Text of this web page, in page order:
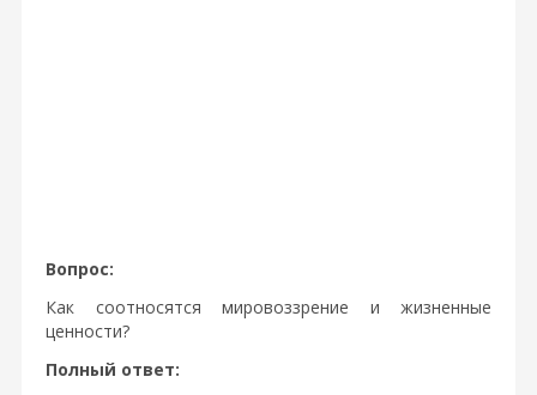
Вопрос:
Как соотносятся мировоззрение и жизненные
ценности?
Полный ответ: